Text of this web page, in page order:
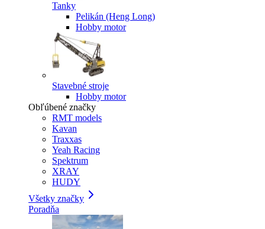
Tanky
Pelikán (Heng Long)
Hobby motor
Stavebné stroje
Hobby motor
Obľúbené značky
RMT models
Kavan
Traxxas
Yeah Racing
Spektrum
XRAY
HUDY
Všetky značky
Poradňa